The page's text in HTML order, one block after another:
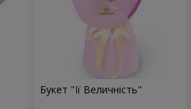
Букет "Її Величність"